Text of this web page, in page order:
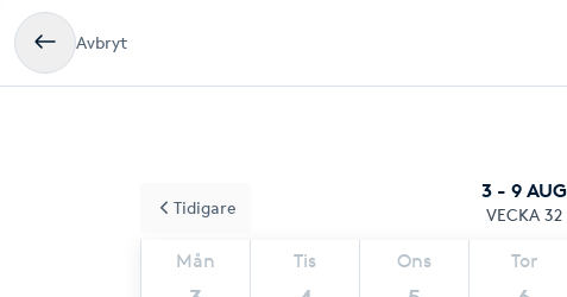
Avbryt
3 - 9 AUG
VECKA 32
Mån Tis Ons Tor
Tidigare